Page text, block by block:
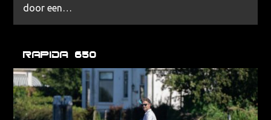
door een…
Rapida 650